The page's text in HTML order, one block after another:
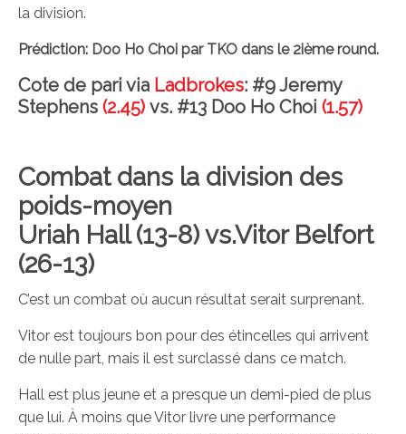
la division.
Prédiction: Doo Ho Choi par TKO dans le 2ième round.
Cote de pari via Ladbrokes: #9 Jeremy
Stephens (2.45) vs. #13 Doo Ho Choi (1.57)
Combat dans la division des
poids-moyen
Uriah Hall (13-8) vs.Vitor Belfort
(26-13)
C’est un combat où aucun résultat serait surprenant.
Vitor est toujours bon pour des étincelles qui arrivent
de nulle part, mais il est surclassé dans ce match.
Hall est plus jeune et a presque un demi-pied de plus
que lui. À moins que Vitor livre une performance